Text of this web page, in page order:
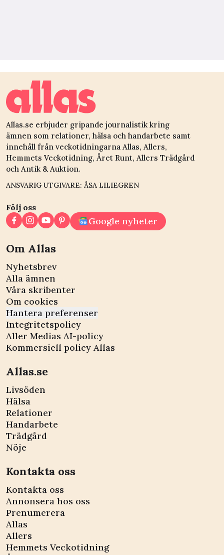
Allas.se erbjuder gripande journalistik kring
ämnen som relationer, hälsa och handarbete samt
innehåll från veckotidningarna Allas, Allers,
Hemmets Veckotidning, Året Runt, Allers Trädgård
och Antik & Auktion.
ANSVARIG UTGIVARE: ÅSA LILIEGREN
Följ oss
Google nyheter
Om Allas
Nyhetsbrev
Alla ämnen
Våra skribenter
Om cookies
Hantera preferenser
Integritetspolicy
Aller Medias AI-policy
Kommersiell policy Allas
Allas.se
Livsöden
Hälsa
Relationer
Handarbete
Trädgård
Nöje
Kontakta oss
Kontakta oss
Annonsera hos oss
Prenumerera
Allas
Allers
Hemmets Veckotidning